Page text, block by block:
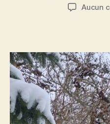
l’article
Aucun